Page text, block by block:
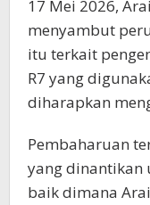
17 Mei 2026,
menyambut
itu terkait
R7 yang
diharapkan
Pembaharuan
yang dinantikan
baik dimana